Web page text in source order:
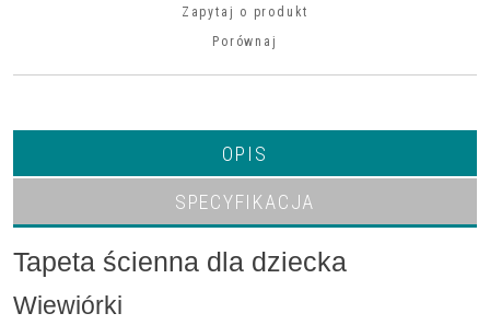
Zapytaj o produkt
Porównaj
OPIS
SPECYFIKACJA
Tapeta ścienna dla dziecka
Wiewiórki